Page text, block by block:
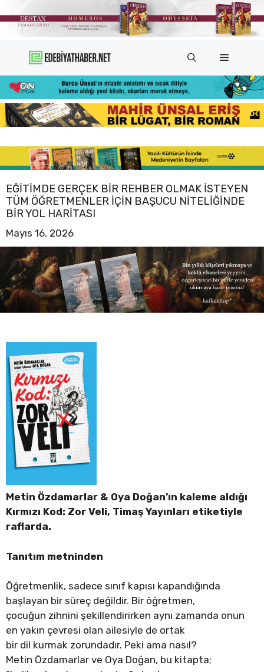
atla
Menü
EĞITIMDE GERÇEK BIR REHBER OLMAK ISTEYEN
TÜM ÖĞRETMENLER IÇIN BAŞUCU NITELIĞINDE
BIR YOL HARITASI
Mayıs 16, 2026
Metin Özdamarlar & Oya Doğan’ın kaleme aldığı
Kırmızı Kod: Zor Veli, Timaş Yayınları etiketiyle
raflarda.
Tanıtım metninden
Öğretmenlik, sadece sınıf kapısı kapandığında
başlayan bir süreç değildir. Bir öğretmen,
çocuğun zihnini şekillendirirken aynı zamanda onun
en yakın çevresi olan ailesiyle de ortak
bir dil kurmak zorundadır. Peki ama nasıl?
Metin Özdamarlar ve Oya Doğan, bu kitapta;